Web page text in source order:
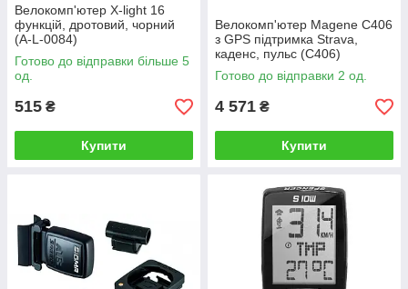
Велокомп'ютер X-light 16
функцій, дротовий, чорний
(A-L-0084)
Готово до відправки більше 5
од.
515 ₴
Купити
Велокомп'ютер Magene C406
з GPS підтримка Strava,
каденс, пульс (C406)
Готово до відправки 2 од.
4 571 ₴
Купити